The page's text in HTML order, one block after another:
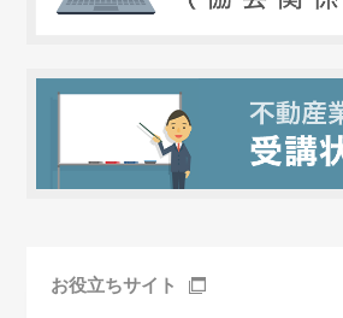
お役立ちサイト